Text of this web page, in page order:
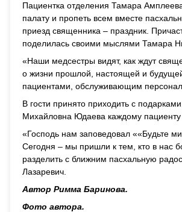
Пациентка отделения Тамара
палату и пропеть всем вместе
приезд священника – праздник.
поделилась своими мыслями Тамара
«Наши медсестры видят, как ждут
о жизни прошлой, настоящей и
пациентами, обслуживающим
В гости принято приходить с
Михайловна Юдаева каждому пациенту
«Господь нам заповедовал ««Будьте
Сегодня – мы пришли к тем, кто в нас
разделить с ближним пасхальную
Лазаревич.
Автор Римма Баринова.
Фото автора.